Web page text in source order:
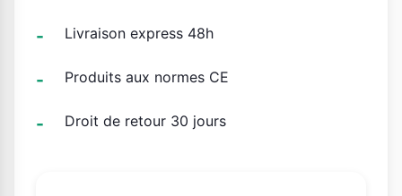
Livraison express 48h
Produits aux normes CE
Droit de retour 30 jours